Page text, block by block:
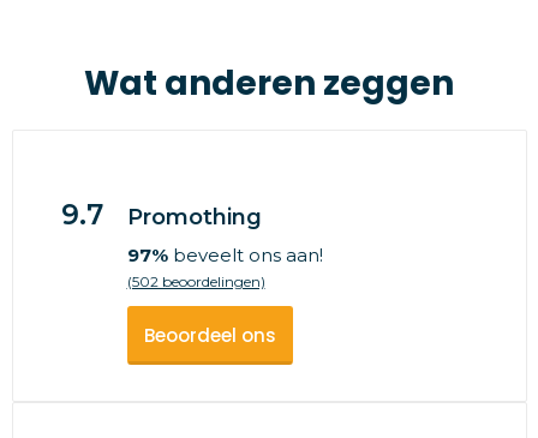
Wat anderen zeggen
9.7 Promothing
97%beveelt ons aan!
(502 beoordelingen)
Beoordeel ons